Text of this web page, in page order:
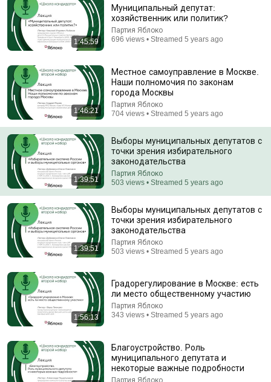
Waking up to go to the bathroom at the same time
every night? It's not a coincidence—this is what...
Лаборатория Павлова
Auto-dubbed
135K views
Новый характер войны. Сигнал элитам. Путин
ведет страну к военному положению | Пастухов,
Еловский
Ходорковский LIVE
New 374K views
1:45:59
Муниципальный депутат:
хозяйственник или политик?
Партия Яблоко
696 views • Streamed 5 years ago
1:46:21
Местное самоуправление в Москве.
Наши полномочия по законам
города Москвы
Партия Яблоко
704 views • Streamed 5 years ago
1:39:51
Выборы муниципальных депутатов с
точки зрения избирательного
законодательства
Партия Яблоко
503 views • Streamed 5 years ago
1:39:51
Выборы муниципальных депутатов с
точки зрения избирательного
законодательства
Партия Яблоко
503 views • Streamed 5 years ago
1:56:13
Градорегулирование в Москве: есть
ли место общественному участию
Партия Яблоко
343 views • Streamed 5 years ago
Благоустройство. Роль
муниципального депутата и
некоторые важные подробности
Партия Яблоко